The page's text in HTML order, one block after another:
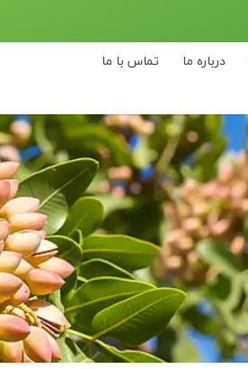
درباره ما تماس با ما